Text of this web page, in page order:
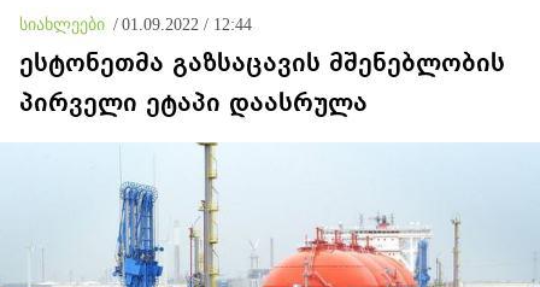
სიახლეები / 01.09.2022 / 12:44
ესტონეთმა გაზსაცავის მშენებლობის
პირველი ეტაპი დაასრულა